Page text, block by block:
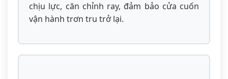
chịu lực, căn chỉnh ray, đảm bảo cửa cuốn
vận hành trơn tru trở lại.